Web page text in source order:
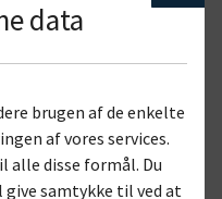
data
brugen af de enkelte
af vores services.
alle disse formål. Du
samtykke til ved at